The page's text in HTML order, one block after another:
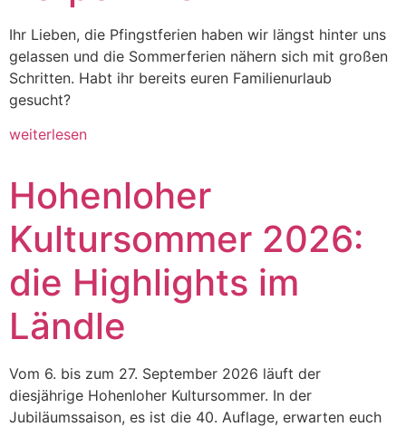
Ihr Lieben, die Pfingstferien haben wir längst hinter uns
gelassen und die Sommerferien nähern sich mit großen
Schritten. Habt ihr bereits euren Familienurlaub
gesucht?
weiterlesen
Hohenloher
Kultursommer 2026:
die Highlights im
Ländle
Vom 6. bis zum 27. September 2026 läuft der
diesjährige Hohenloher Kultursommer. In der
Jubiläumssaison, es ist die 40. Auflage, erwarten euch